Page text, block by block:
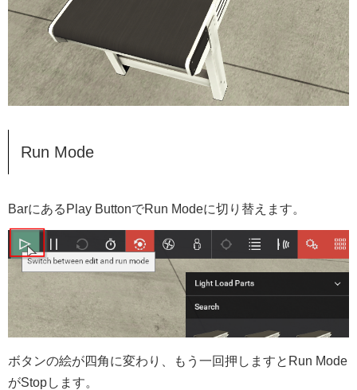
Run Mode
BarにあるPlay ButtonでRun Modeに切り替えます。
ボタンの絵が四角に変わり、もう一回押しますとRun Mode
がStopします。